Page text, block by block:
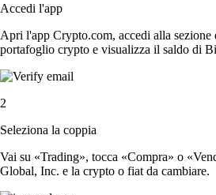
Accedi l'app
Apri l'app Crypto.com, accedi alla sezione
portafoglio crypto e visualizza il saldo di
2
Seleziona la coppia
Vai su «Trading», tocca «Compra» o
Global, Inc. e la crypto o fiat da cambiare.